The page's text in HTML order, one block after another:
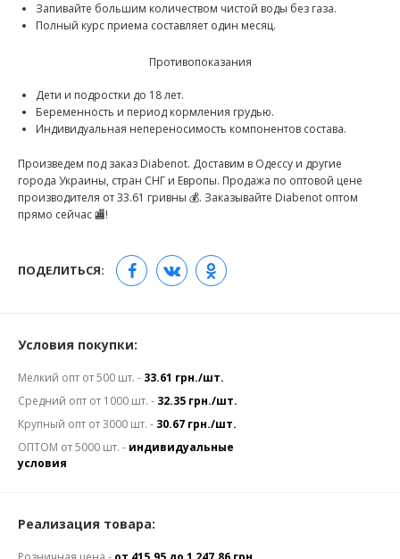
Запивайте большим количеством чистой воды без газа.
Полный курс приема составляет один месяц.
Противопоказания
Дети и подростки до 18 лет.
Беременность и период кормления грудью.
Индивидуальная непереносимость компонентов состава.
Произведем под заказ Diabenot. Доставим в Одессу и другие
города Украины, стран СНГ и Европы. Продажа по оптовой цене
производителя от 33.61 гривны 💰. Заказывайте Diabenot оптом
прямо сейчас 🏬!
ПОДЕЛИТЬСЯ:
Условия покупки:
Мелкий опт от 500 шт. - 33.61 грн./шт.
Средний опт от 1000 шт. - 32.35 грн./шт.
Крупный опт от 3000 шт. - 30.67 грн./шт.
ОПТОМ от 5000 шт. - индивидуальные
условия
Реализация товара: